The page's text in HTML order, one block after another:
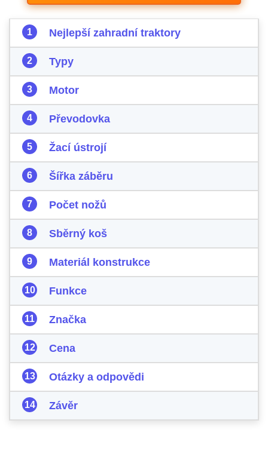
Nejlepší zahradní traktory
Typy
Motor
Převodovka
Žací ústrojí
Šířka záběru
Počet nožů
Sběrný koš
Materiál konstrukce
Funkce
Značka
Cena
Otázky a odpovědi
Závěr